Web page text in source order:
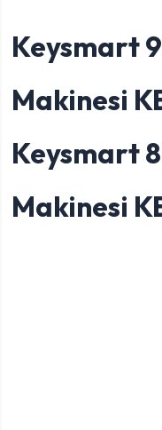
Keysmart
Makinesi
Keysmart
Makinesi